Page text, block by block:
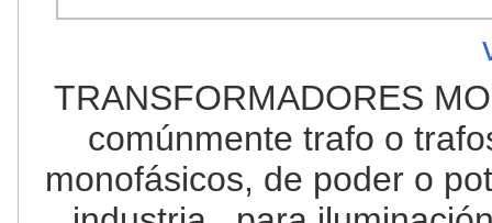
TRANSFORMADORES
comúnmente trafo o
monofásicos, de poder o